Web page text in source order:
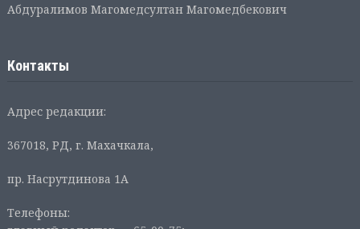
Абдуралимов Магомедсултан Магомедбекович
Контакты
Адрес редакции:
367018, РД, г. Махачкала,
пр. Насрутдинова 1А
Телефоны: